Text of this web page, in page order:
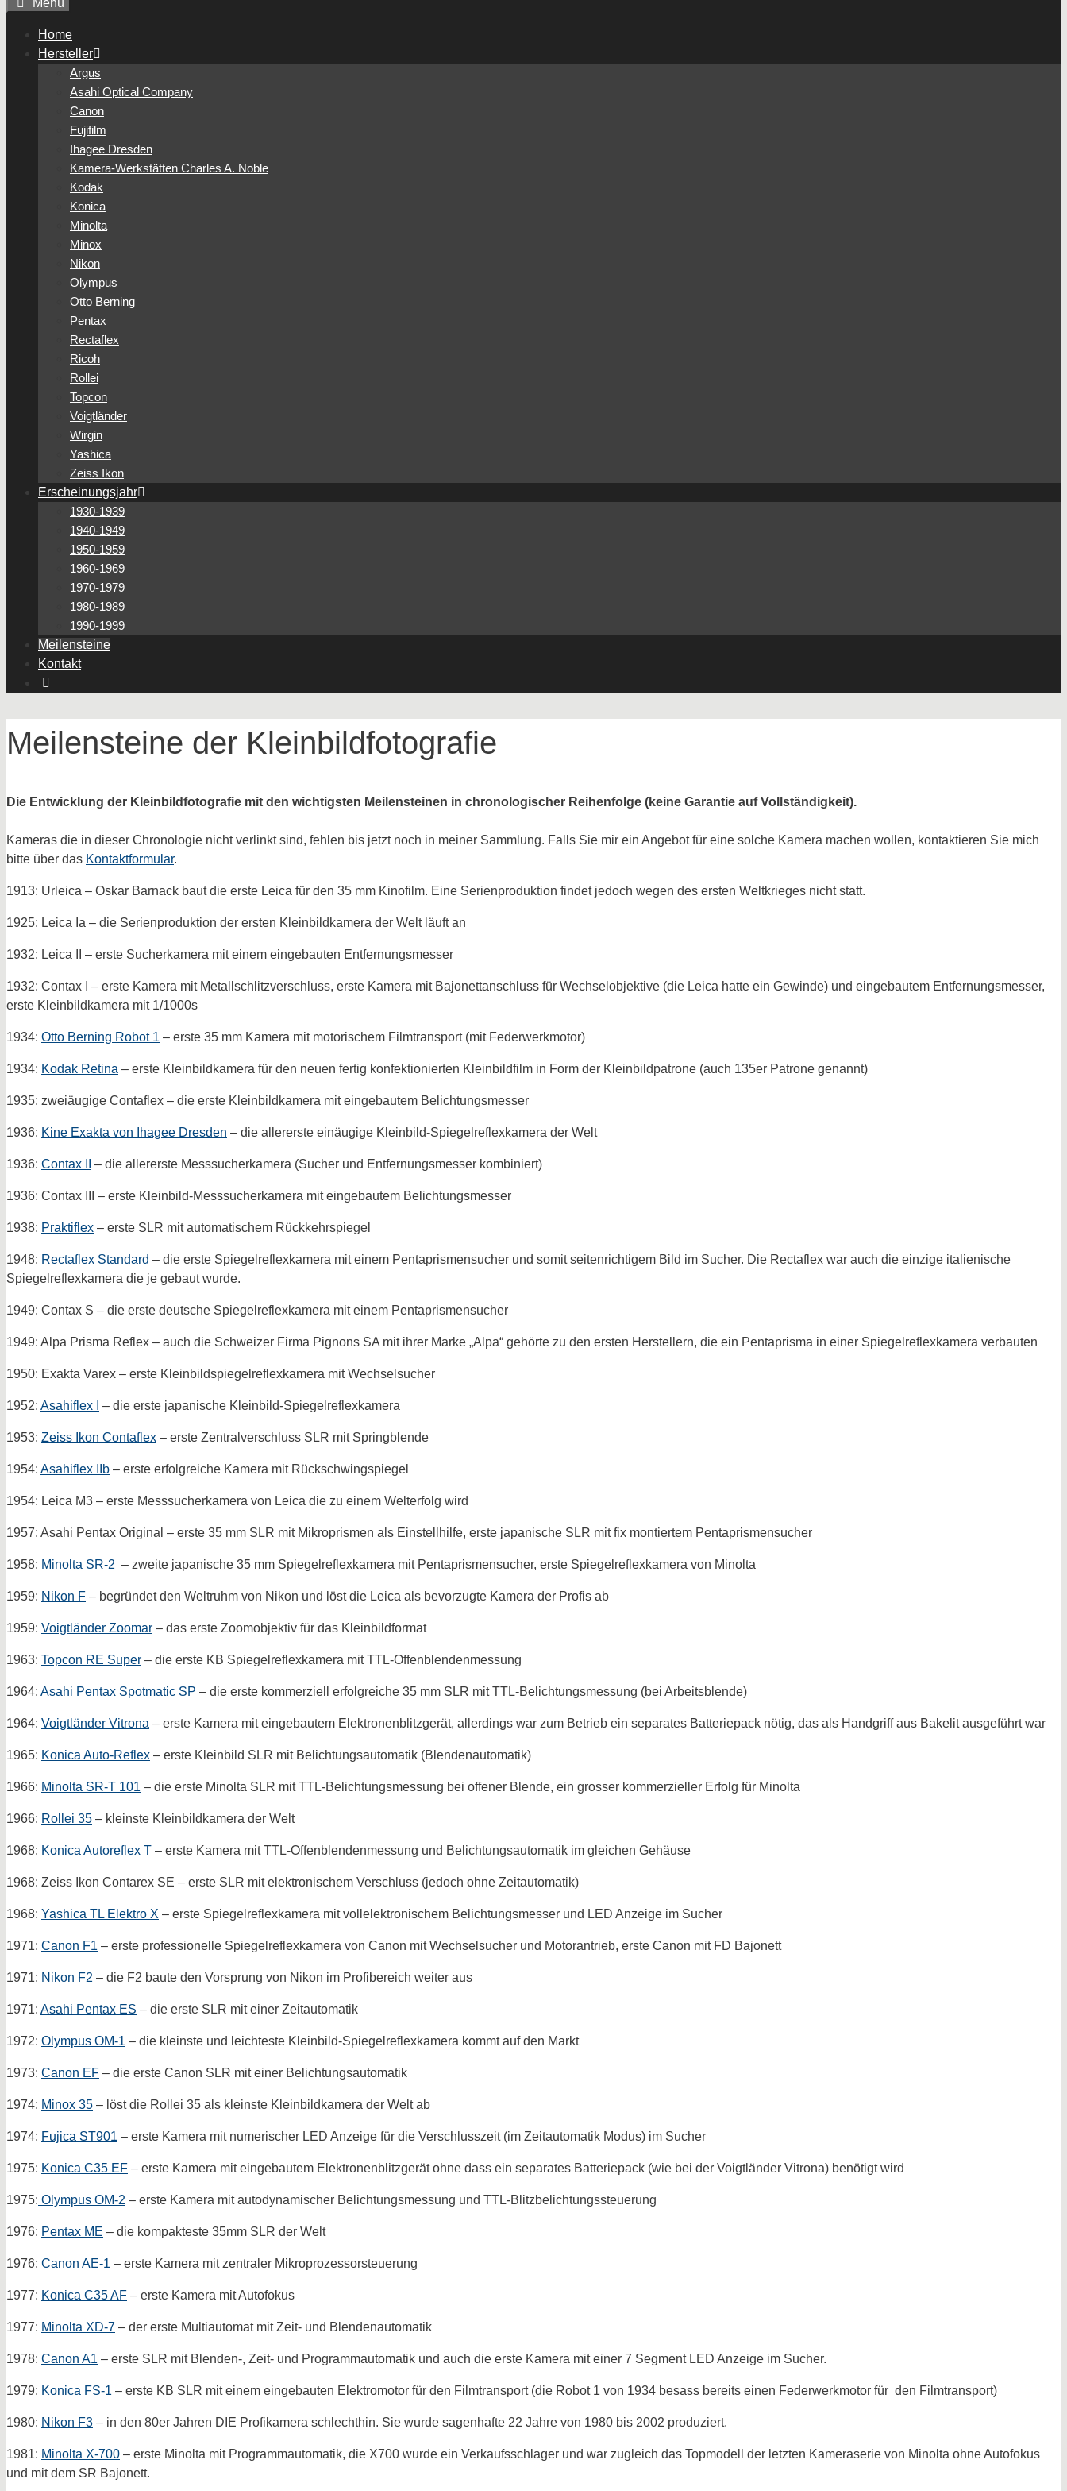
Menü
Home
Hersteller
Argus
Asahi Optical Company
Canon
Fujifilm
Ihagee Dresden
Kamera-Werkstätten Charles A. Noble
Kodak
Konica
Minolta
Minox
Nikon
Olympus
Otto Berning
Pentax
Rectaflex
Ricoh
Rollei
Topcon
Voigtländer
Wirgin
Yashica
Zeiss Ikon
Erscheinungsjahr
1930-1939
1940-1949
1950-1959
1960-1969
1970-1979
1980-1989
1990-1999
Meilensteine
Kontakt
Meilensteine der Kleinbildfotografie
Die Entwicklung der Kleinbildfotografie mit den wichtigsten Meilensteinen in chronologischer Reihenfolge (keine Garantie auf Vollständigkeit).
Kameras die in dieser Chronologie nicht verlinkt sind, fehlen bis jetzt noch in meiner Sammlung. Falls Sie mir ein Angebot für eine solche Kamera machen wollen, kontaktieren Sie mich
bitte über das Kontaktformular.
1913: Urleica – Oskar Barnack baut die erste Leica für den 35 mm Kinofilm. Eine Serienproduktion findet jedoch wegen des ersten Weltkrieges nicht statt.
1925: Leica Ia – die Serienproduktion der ersten Kleinbildkamera der Welt läuft an
1932: Leica II – erste Sucherkamera mit einem eingebauten Entfernungsmesser
1932: Contax I – erste Kamera mit Metallschlitzverschluss, erste Kamera mit Bajonettanschluss für Wechselobjektive (die Leica hatte ein Gewinde) und eingebautem Entfernungsmesser,
erste Kleinbildkamera mit 1/1000s
1934: Otto Berning Robot 1 – erste 35 mm Kamera mit motorischem Filmtransport (mit Federwerkmotor)
1934: Kodak Retina – erste Kleinbildkamera für den neuen fertig konfektionierten Kleinbildfilm in Form der Kleinbildpatrone (auch 135er Patrone genannt)
1935: zweiäugige Contaflex – die erste Kleinbildkamera mit eingebautem Belichtungsmesser
1936: Kine Exakta von Ihagee Dresden – die allererste einäugige Kleinbild-Spiegelreflexkamera der Welt
1936: Contax II – die allererste Messsucherkamera (Sucher und Entfernungsmesser kombiniert)
1936: Contax III – erste Kleinbild-Messsucherkamera mit eingebautem Belichtungsmesser
1938: Praktiflex – erste SLR mit automatischem Rückkehrspiegel
1948: Rectaflex Standard – die erste Spiegelreflexkamera mit einem Pentaprismensucher und somit seitenrichtigem Bild im Sucher. Die Rectaflex war auch die einzige italienische
Spiegelreflexkamera die je gebaut wurde.
1949: Contax S – die erste deutsche Spiegelreflexkamera mit einem Pentaprismensucher
1949: Alpa Prisma Reflex – auch die Schweizer Firma Pignons SA mit ihrer Marke „Alpa“ gehörte zu den ersten Herstellern, die ein Pentaprisma in einer Spiegelreflexkamera verbauten
1950: Exakta Varex – erste Kleinbildspiegelreflexkamera mit Wechselsucher
1952: Asahiflex I – die erste japanische Kleinbild-Spiegelreflexkamera
1953: Zeiss Ikon Contaflex – erste Zentralverschluss SLR mit Springblende
1954: Asahiflex IIb – erste erfolgreiche Kamera mit Rückschwingspiegel
1954: Leica M3 – erste Messsucherkamera von Leica die zu einem Welterfolg wird
1957: Asahi Pentax Original – erste 35 mm SLR mit Mikroprismen als Einstellhilfe, erste japanische SLR mit fix montiertem Pentaprismensucher
1958: Minolta SR-2 – zweite japanische 35 mm Spiegelreflexkamera mit Pentaprismensucher, erste Spiegelreflexkamera von Minolta
1959: Nikon F – begründet den Weltruhm von Nikon und löst die Leica als bevorzugte Kamera der Profis ab
1959: Voigtländer Zoomar – das erste Zoomobjektiv für das Kleinbildformat
1963: Topcon RE Super – die erste KB Spiegelreflexkamera mit TTL-Offenblendenmessung
1964: Asahi Pentax Spotmatic SP – die erste kommerziell erfolgreiche 35 mm SLR mit TTL-Belichtungsmessung (bei Arbeitsblende)
1964: Voigtländer Vitrona – erste Kamera mit eingebautem Elektronenblitzgerät, allerdings war zum Betrieb ein separates Batteriepack nötig, das als Handgriff aus Bakelit ausgeführt war
1965: Konica Auto-Reflex – erste Kleinbild SLR mit Belichtungsautomatik (Blendenautomatik)
1966: Minolta SR-T 101 – die erste Minolta SLR mit TTL-Belichtungsmessung bei offener Blende, ein grosser kommerzieller Erfolg für Minolta
1966: Rollei 35 – kleinste Kleinbildkamera der Welt
1968: Konica Autoreflex T – erste Kamera mit TTL-Offenblendenmessung und Belichtungsautomatik im gleichen Gehäuse
1968: Zeiss Ikon Contarex SE – erste SLR mit elektronischem Verschluss (jedoch ohne Zeitautomatik)
1968: Yashica TL Elektro X – erste Spiegelreflexkamera mit vollelektronischem Belichtungsmesser und LED Anzeige im Sucher
1971: Canon F1 – erste professionelle Spiegelreflexkamera von Canon mit Wechselsucher und Motorantrieb, erste Canon mit FD Bajonett
1971: Nikon F2 – die F2 baute den Vorsprung von Nikon im Profibereich weiter aus
1971: Asahi Pentax ES – die erste SLR mit einer Zeitautomatik
1972: Olympus OM-1 – die kleinste und leichteste Kleinbild-Spiegelreflexkamera kommt auf den Markt
1973: Canon EF – die erste Canon SLR mit einer Belichtungsautomatik
1974: Minox 35 – löst die Rollei 35 als kleinste Kleinbildkamera der Welt ab
1974: Fujica ST901 – erste Kamera mit numerischer LED Anzeige für die Verschlusszeit (im Zeitautomatik Modus) im Sucher
1975: Konica C35 EF – erste Kamera mit eingebautem Elektronenblitzgerät ohne dass ein separates Batteriepack (wie bei der Voigtländer Vitrona) benötigt wird
1975: Olympus OM-2 – erste Kamera mit autodynamischer Belichtungsmessung und TTL-Blitzbelichtungssteuerung
1976: Pentax ME – die kompakteste 35mm SLR der Welt
1976: Canon AE-1 – erste Kamera mit zentraler Mikroprozessorsteuerung
1977: Konica C35 AF – erste Kamera mit Autofokus
1977: Minolta XD-7 – der erste Multiautomat mit Zeit- und Blendenautomatik
1978: Canon A1 – erste SLR mit Blenden-, Zeit- und Programmautomatik und auch die erste Kamera mit einer 7 Segment LED Anzeige im Sucher.
1979: Konica FS-1 – erste KB SLR mit einem eingebauten Elektromotor für den Filmtransport (die Robot 1 von 1934 besass bereits einen Federwerkmotor für den Filmtransport)
1980: Nikon F3 – in den 80er Jahren DIE Profikamera schlechthin. Sie wurde sagenhafte 22 Jahre von 1980 bis 2002 produziert.
1981: Minolta X-700 – erste Minolta mit Programmautomatik, die X700 wurde ein Verkaufsschlager und war zugleich das Topmodell der letzten Kameraserie von Minolta ohne Autofokus
und mit dem SR Bajonett.